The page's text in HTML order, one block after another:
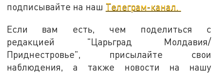
подписывайте на наш Телеграм-канал.
Если вам есть, чем поделиться с
редакцией "Царьград Молдавия/
Приднестровье", присылайте свои
наблюдения, а также новости на нашу